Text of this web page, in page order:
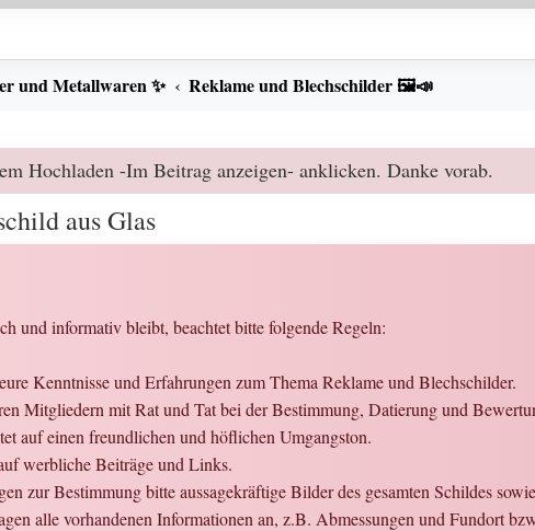
und Metallwaren ✨ Reklame und Blechschilder 🖼️📣
Hochladen -Im Beitrag anzeigen- anklicken. Danke vorab.
aus Glas
und informativ bleibt, beachtet bitte folgende Regeln:
Kenntnisse und Erfahrungen zum Thema Reklame und Blechschilder.
Mitgliedern mit Rat und Tat bei der Bestimmung, Datierung und
auf einen freundlichen und höflichen Umgangston.
werbliche Beiträge und Links.
zur Bestimmung bitte aussagekräftige Bilder des gesamten Schildes
alle vorhandenen Informationen an, z.B. Abmessungen und Fundort